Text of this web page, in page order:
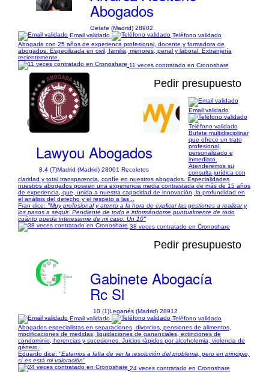
Abogados
Getafe (Madrid) 28902
Email validado
Teléfono validado
Abogada con 25 años de experienca profesional, docente y formadora de
abogados. Especilizada en civil, familia, menores, penal y laboral. Extranjería
recientemente.
11 veces contratado en Cronoshare
Pedir presupuesto
Lawyou Abogados
8,4 (7)Madrid (Madrid) 28001 Recoletos
Email validado
Teléfono validado
Bufete multidisciplinar
que ofrece un trato
profesional,
personalizado e
inmediato.
Atenderemos su
consulta jurídica con
claridad y total transparencia, confíe en nuestros abogados. Especialidades
nuestros abogados poseen una experiencia media contrastada de más de 15 años
de experiencia, que, unida a nuestra capacidad de innovación, la profundidad en
el análisis del derecho y el respeto a las...
Fran dice: "Muy profesional y atento a la hora de explicar las gestiones a realizar y
los pasos a seguir. Pendiente de todo e informándome puntualmente de todo
cuánto pueda interesarme de mi caso. Un 10"
38 veces contratado en Cronoshare
Pedir presupuesto
Gabinete Abogacía
Rc Sl
10 (1)Leganés (Madrid) 28912
Email validado
Teléfono validado
Abogados especialistas en separaciones, divorcios, pensiones de alimentos,
modificaciones de medidas, liquidaciones de gananciales, extinciones de
condominio, herencias y sucesiones. Juicios rápidos por alcoholemia, violencia de
género.
Eduardo dice: "Estamos a falta de ver la resolución del problema, pero en principio,
sí es está mi valoración"
24 veces contratado en Cronoshare